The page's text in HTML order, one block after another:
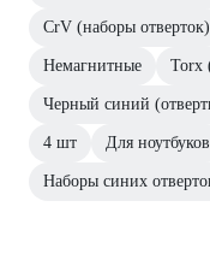
CrV (наборы отверток)
Немагнитные Torx
Черный синий
4 шт Для ноутбуков
Наборы синих